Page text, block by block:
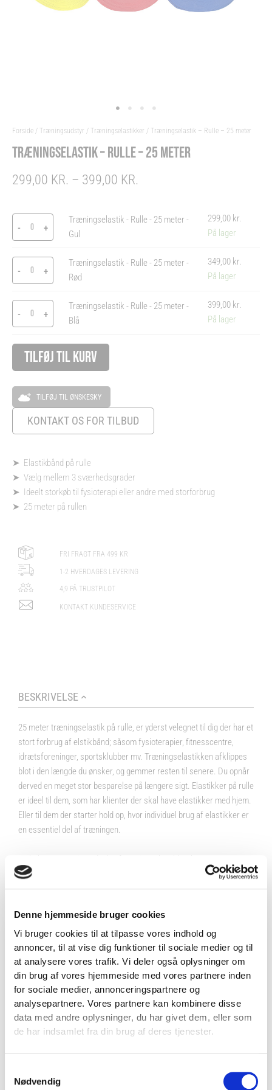
Denne hjemmeside bruger cookies
Vi bruger cookies til at tilpasse vores indhold og
annoncer, til at vise dig funktioner til sociale medier og til
at analysere vores trafik. Vi deler også oplysninger om
din brug af vores hjemmeside med vores partnere inden
for sociale medier, annonceringspartnere og
analysepartnere. Vores partnere kan kombinere disse
data med andre oplysninger, du har givet dem, eller som
de har indsamlet fra din brug af deres tjenester.
Nødvendig
Forside / Træningsudstyr / Træningselastikker / Træningselastik – Rulle – 25 meter
TRÆNINGSELASTIK – RULLE – 25 METER
299,00 KR. – 399,00 KR.
THROUGH
-
-
Rulle
25
meter
Gul
antal
+
Træningselastik - Rulle - 25 meter -
Gul
299,00 kr.
På lager
-
-
Rulle
25
meter
Rød
antal
+
Træningselastik - Rulle - 25 meter -
Rød
349,00 kr.
På lager
-
-
Rulle
25
meter
Blå
antal
+
Træningselastik - Rulle - 25 meter -
Blå
399,00 kr.
På lager
TILFØJ TIL KURV
TILFØJ TIL ØNSKESKY
KONTAKT OS FOR TILBUD
➤ Elastikbånd på rulle
➤ Vælg mellem 3 sværhedsgrader
➤ Ideelt storkøb til fysioterapi eller andre med storforbrug
➤ 25 meter på rullen
FRI FRAGT FRA 499 KR
1-2 HVERDAGES LEVERING
4,9 PÅ TRUSTPILOT
KONTAKT KUNDESERVICE
BESKRIVELSE
25 meter træningselastik på rulle, er yderst velegnet til dig der har et
stort forbrug af elstikbånd; såsom fysioterapier, fitnesscentre,
idrætsforeninger, sportsklubber mv. Træningselastikken afklippes
blot i den længde du ønsker, og gemmer resten til senere. Du opnår
derved en meget stor besparelse på længere sigt. Elastikker på rulle
er ideel til dem, som har klienter der skal have elastikker med hjem.
Eller til dem der starter hold op, hvor individuel brug af elastikker er
en essentiel del af træningen.
SPECIFIKATIONER
Brand Fitness360
Varenr. FT1106
Variant Gul – Let , Rød – Middel
Blå –
Længde 25 meter
Elastiktykkelse Gul: 0,35 mm │ Rød: 0,45 mm │
VIND 2 VALGFRIE HÅNDVÆGTE 💥
Tilmeld dig nyhedsbrevet og deltag i
konkurrencen om 2 valgfrie
håndvægte. (Vælg selv vægten –
maks. 1.000 kr.)
Navn
Email